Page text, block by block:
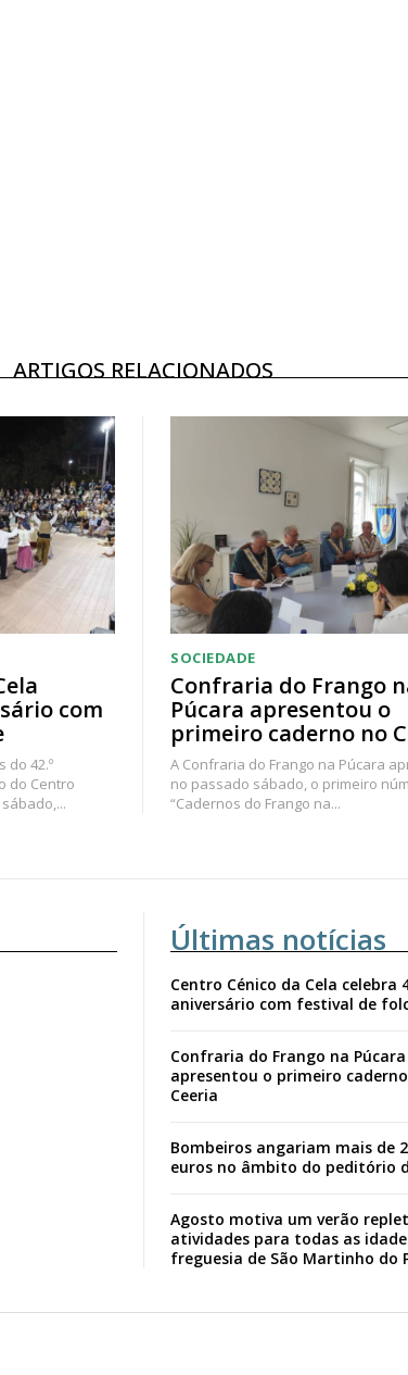
ARTIGOS RELACIONADOS
com
do 42.º
do Centro
SOCIEDADE
Confraria do Frango
Púcara apresentou o
primeiro caderno no
A Confraria do Frango na Púcara
no passado sábado, o primeiro
“Cadernos do Frango na...
Últimas notícias
Centro Cénico da Cela celebra
aniversário com festival de
Confraria do Frango na Púcara
apresentou o primeiro
Ceeria
Bombeiros angariam mais de
euros no âmbito do peditório
Agosto motiva um verão
atividades para todas as
freguesia de São Martinho do